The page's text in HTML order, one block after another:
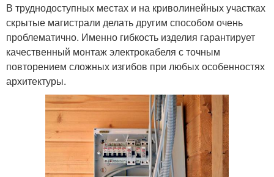
В труднодоступных местах и на криволинейных участках
скрытые магистрали делать другим способом очень
проблематично. Именно гибкость изделия гарантирует
качественный монтаж электрокабеля с точным
повторением сложных изгибов при любых особенностях
архитектуры.